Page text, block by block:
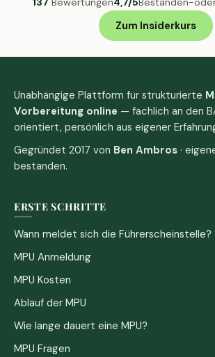
Zum Insiderkurs
Unabhängige Plattform für strukturierte
Vorbereitung online — fachlich an den
orientiert, persönlich aus eigener
Gegründet 2017 von Ben Ambros ·
bestanden.
ERSTE SCHRITTE
Wann meldet sich die Führerscheinstelle?
MPU Anmeldung
MPU Kosten
Ablauf der MPU
Wie lange dauert eine MPU?
MPU Fragen